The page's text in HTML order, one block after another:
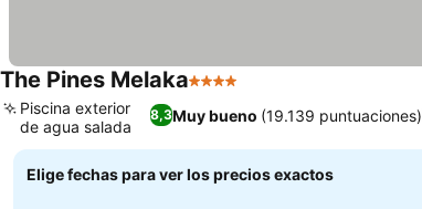
The Pines Melaka4 Estrellas
8,3Muy bueno (19.139 puntuaciones)
Piscina exterior
de agua salada
Elige fechas para ver los precios exactos